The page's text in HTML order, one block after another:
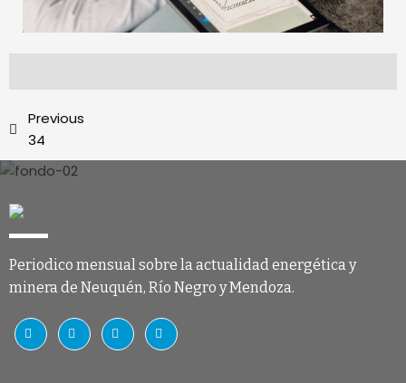
Previous
34
Periodico mensual sobre la actualidad energética y
minera de Neuquén, Río Negro y Mendoza.